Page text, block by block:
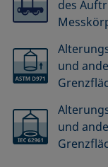
des
und
und